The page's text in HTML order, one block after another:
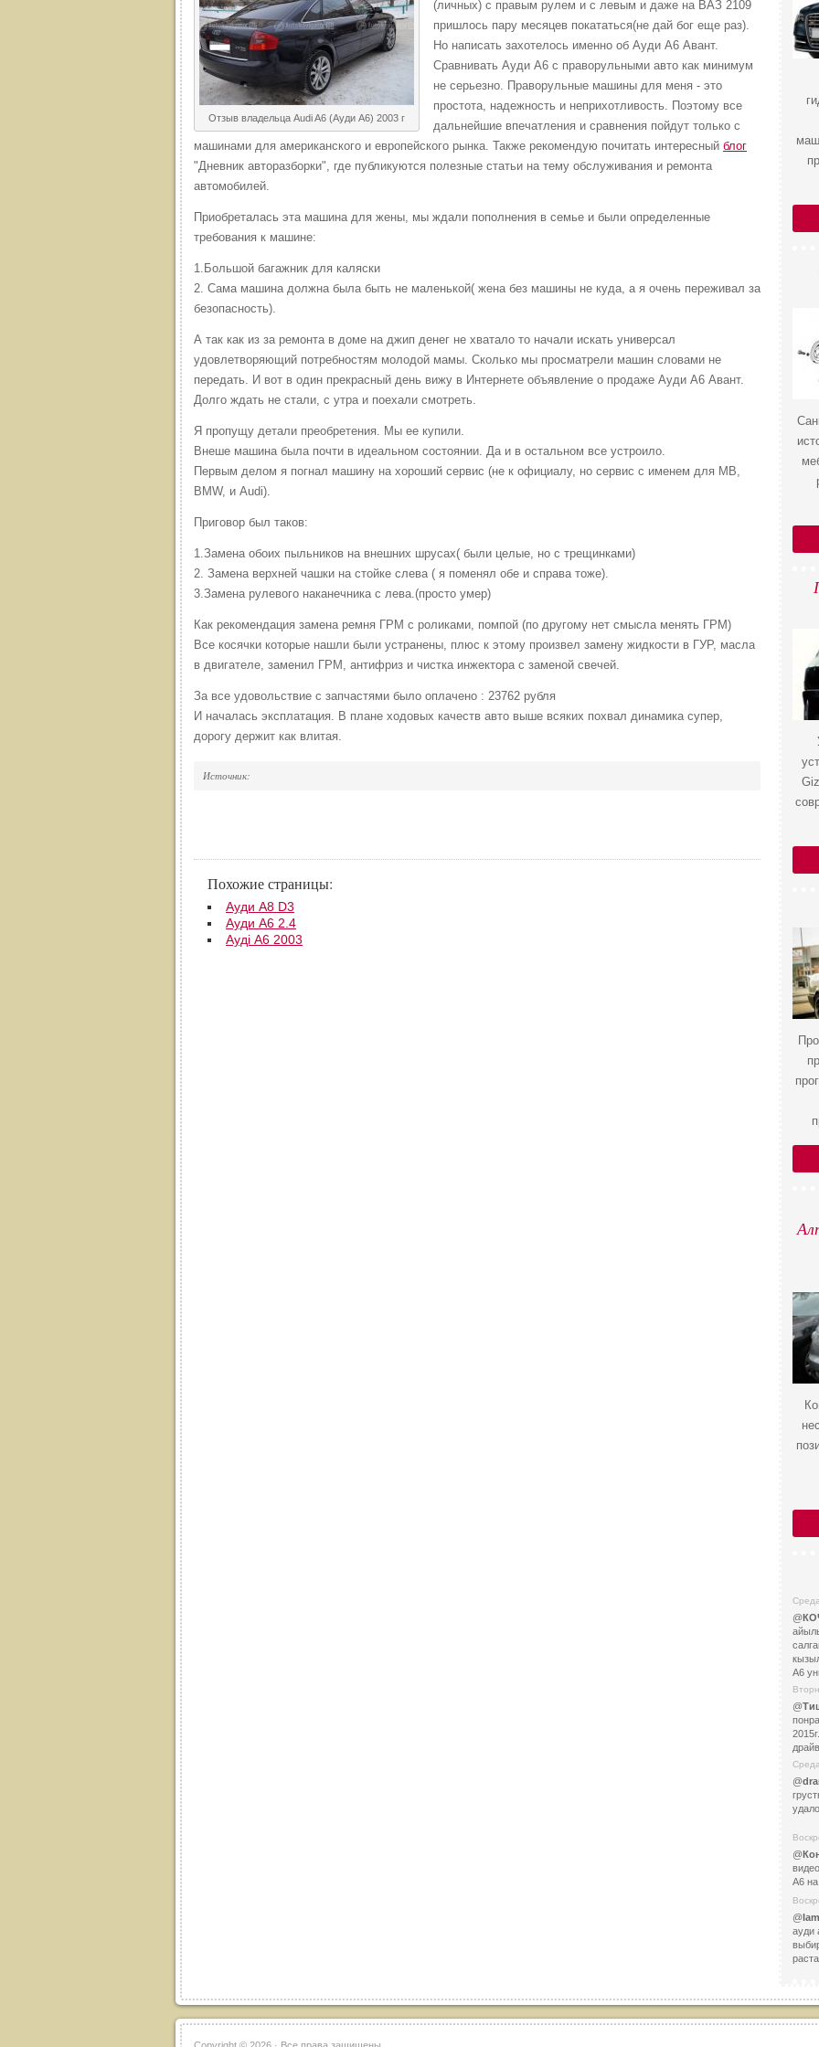
Отзыв владельца Audi A6 (Ауди А6) 2003 г
(личных) с правым рулем и с левым и даже на ВАЗ 2109
пришлось пару месяцев покататься(не дай бог еще раз).
Но написать захотелось именно об Ауди А6 Авант.
Сравнивать Ауди А6 с праворульными авто как минимум
не серьезно. Праворульные машины для меня - это
простота, надежность и неприхотливость. Поэтому все
дальнейшие впечатления и сравнения пойдут только с
машинами для американского и европейского рынка. Также рекомендую почитать интересный блог
"Дневник авторазборки", где публикуются полезные статьи на тему обслуживания и ремонта
автомобилей.
Приобреталась эта машина для жены, мы ждали пополнения в семье и были определенные
требования к машине:
1.Большой багажник для каляски
2. Сама машина должна была быть не маленькой( жена без машины не куда, а я очень переживал за
безопасность).
А так как из за ремонта в доме на джип денег не хватало то начали искать универсал
удовлетворяющий потребностям молодой мамы. Сколько мы просматрели машин словами не
передать. И вот в один прекрасный день вижу в Интернете объявление о продаже Ауди А6 Авант.
Долго ждать не стали, с утра и поехали смотреть.
Я пропущу детали преобретения. Мы ее купили.
Внеше машина была почти в идеальном состоянии. Да и в остальном все устроило.
Первым делом я погнал машину на хороший сервис (не к официалу, но сервис с именем для МВ,
BMW, и Audi).
Приговор был таков:
1.Замена обоих пыльников на внешних шрусах( были целые, но с трещинками)
2. Замена верхней чашки на стойке слева ( я поменял обе и справа тоже).
3.Замена рулевого наканечника с лева.(просто умер)
Как рекомендация замена ремня ГРМ с роликами, помпой (по другому нет смысла менять ГРМ)
Все косячки которые нашли были устранены, плюс к этому произвел замену жидкости в ГУР, масла
в двигателе, заменил ГРМ, антифриз и чистка инжектора с заменой свечей.
За все удовольствие с запчастями было оплачено : 23762 рубля
И началась эксплатация. В плане ходовых качеств авто выше всяких похвал динамика супер,
дорогу держит как влитая.
Источник:
Похожие страницы:
Ауди А8 D3
Ауди А6 2.4
Ауді А6 2003
@
А6
@
@
@
А6
@
ауди